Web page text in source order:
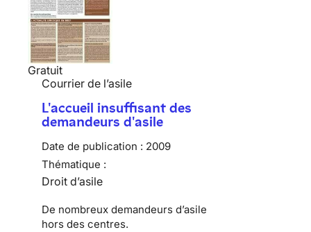
Gratuit
Courrier de l’asile
L'accueil insuffisant des
demandeurs d'asile
Date de publication : 2009
Thématique :
Droit d’asile
De nombreux demandeurs d’asile
hors des centres.